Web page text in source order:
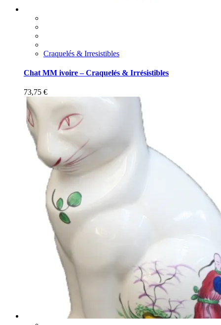
Craquelés & Irresistibles
Chat MM ivoire – Craquelés & Irrésistibles
73,75 €